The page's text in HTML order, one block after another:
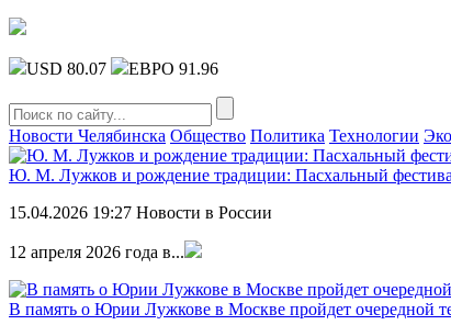
USD 80.07 ЕВРО 91.96
Новости Челябинска Общество Политика Технологии
Ю. М. Лужков и рождение традиции: Пасхальный
15.04.2026 19:27 Новости в России
12 апреля 2026 года в...
В память о Юрии Лужкове в Москве пройдет очередной